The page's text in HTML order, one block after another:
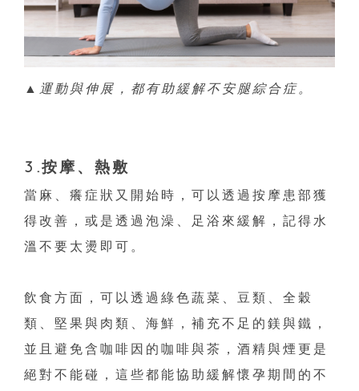
▲ 運動與伸展，都有助緩解不安腿綜合症。
3.按摩、熱敷
當麻、癢症狀又開始時，可以透過按摩患部獲
得改善，或是透過泡澡、足浴來緩解，記得水
溫不要太燙即可。
飲食方面，可以透過綠色蔬菜、豆類、全穀
類、堅果與肉類、海鮮，補充不足的鎂與鐵，
並且避免含咖啡因的咖啡與茶，酒精與煙更是
絕對不能碰，這些都能協助緩解懷孕期間的不